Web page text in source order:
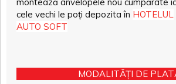
cele vechi le poți depozita în HOTELUL
AUTO SOFT
MODALITĂȚI DE